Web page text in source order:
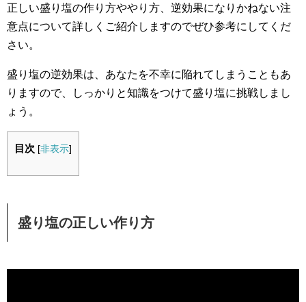
正しい盛り塩の作り方ややり方、逆効果になりかねない注
意点について詳しくご紹介しますのでぜひ参考にしてくだ
さい。
盛り塩の逆効果は、あなたを不幸に陥れてしまうこともあ
りますので、しっかりと知識をつけて盛り塩に挑戦しまし
ょう。
目次 [非表示]
盛り塩の正しい作り方